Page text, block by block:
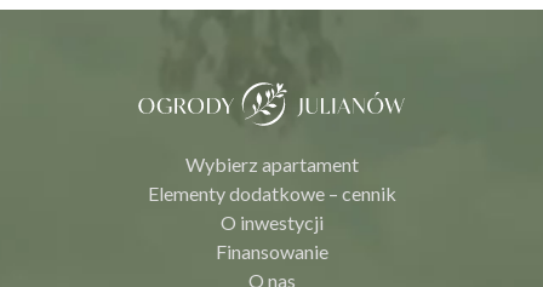
Wybierz apartament
Elementy dodatkowe – cennik
O inwestycji
Finansowanie
O nas